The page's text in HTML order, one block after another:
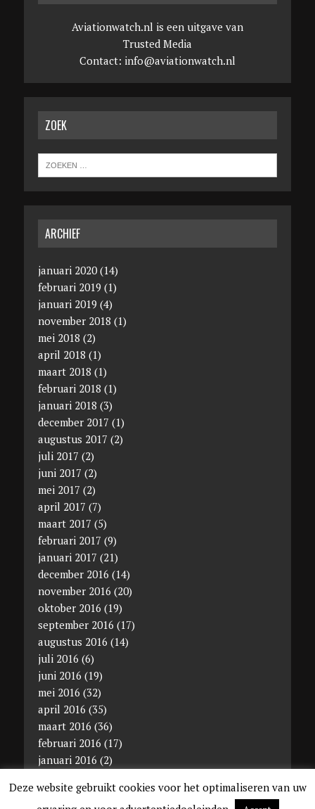
Aviationwatch.nl is een uitgave van
Trusted Media
Contact: info@aviationwatch.nl
ZOEK
ARCHIEF
januari 2020(14)
februari 2019 (1)
januari 2019 (4)
november 2018 (1)
mei 2018 (2)
april 2018 (1)
maart 2018 (1)
februari 2018 (1)
januari 2018 (3)
december 2017 (1)
augustus 2017 (2)
juli 2017 (2)
juni 2017 (2)
mei 2017 (2)
april 2017 (7)
maart 2017 (5)
februari 2017 (9)
januari 2017 (21)
december 2016 (14)
november 2016 (20)
oktober 2016 (19)
september 2016 (17)
augustus 2016 (14)
juli 2016 (6)
juni 2016 (19)
mei 2016 (32)
april 2016 (35)
maart 2016 (36)
februari 2016 (17)
januari 2016 (2)
Deze website gebruikt cookies voor het optimaliseren van uw